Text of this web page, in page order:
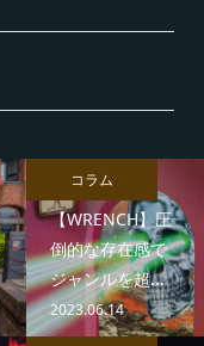
【WRENCH】圧
倒的な存在感で
ジャンルを超...
2023.06.14
コラム